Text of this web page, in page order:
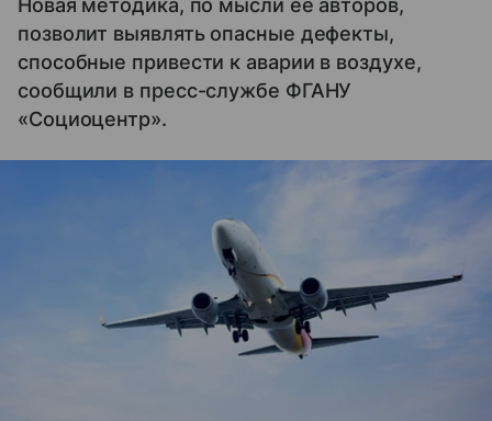
Новая методика, по мысли ее авторов,
позволит выявлять опасные дефекты,
способные привести к аварии в воздухе,
сообщили в пресс-службе ФГАНУ
«Cоциоцентр».